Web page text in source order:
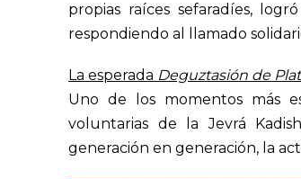
propias raíces sefaradíes,
respondiendo al llamado
La esperada Deguztasión de
Uno de los momentos más
voluntarias de la Jevrá
generación en generación, la